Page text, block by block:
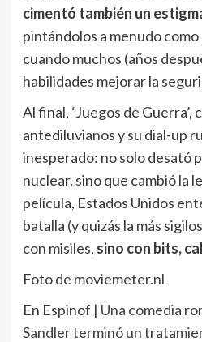
cimentó también un
pintándolos a menudo
cuando muchos (años
habilidades mejorar la
Al final, ‘Juegos de
antediluvianos y su dial-up
inesperado: no solo desató
nuclear, sino que cambió la
película, Estados Unidos
batalla (y quizás la más
con misiles, sino con bits,
Foto de moviemeter.nl
En Espinof | Una comedia
Sandler terminó un